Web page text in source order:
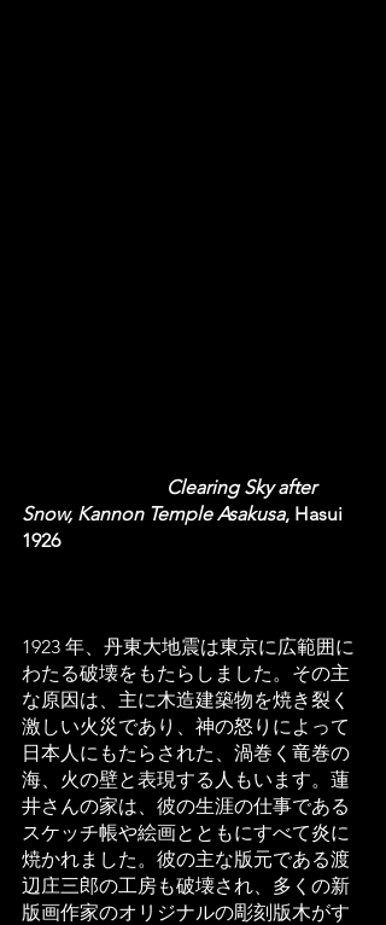
Clearing Sky after
Snow, Kannon Temple Asakusa, Hasui
1926
1923 年、丹東大地震は東京に広範囲に
わたる破壊をもたらしました。その主
な原因は、主に木造建築物を焼き裂く
激しい火災であり、神の怒りによって
日本人にもたらされた、渦巻く竜巻の
海、火の壁と表現する人もいます。蓮
井さんの家は、彼の生涯の仕事である
スケッチ帳や絵画とともにすべて炎に
焼かれました。彼の主な版元である渡
辺庄三郎の工房も破壊され、多くの新
版画作家のオリジナルの彫刻版木がす